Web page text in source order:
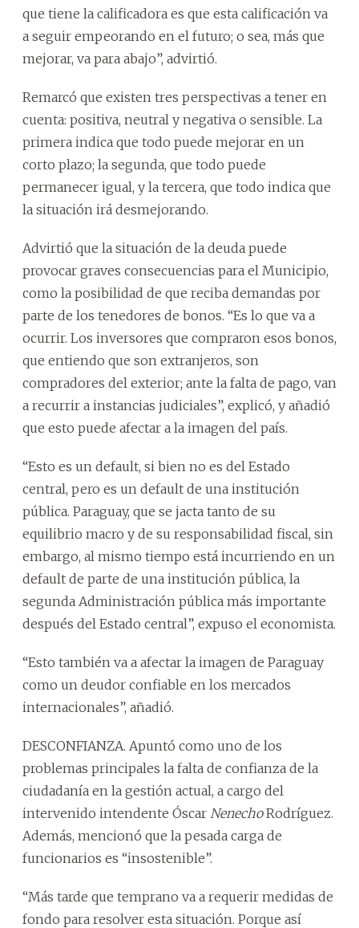
que tiene la calificadora es que esta calificación va
a seguir empeorando en el futuro; o sea, más que
mejorar, va para abajo”, advirtió.
Remarcó que existen tres perspectivas a tener en
cuenta: positiva, neutral y negativa o sensible. La
primera indica que todo puede mejorar en un
corto plazo; la segunda, que todo puede
permanecer igual, y la tercera, que todo indica que
la situación irá desmejorando.
Advirtió que la situación de la deuda puede
provocar graves consecuencias para el Municipio,
como la posibilidad de que reciba demandas por
parte de los tenedores de bonos. “Es lo que va a
ocurrir. Los inversores que compraron esos bonos,
que entiendo que son extranjeros, son
compradores del exterior; ante la falta de pago, van
a recurrir a instancias judiciales”, explicó, y añadió
que esto puede afectar a la imagen del país.
“Esto es un default, si bien no es del Estado
central, pero es un default de una institución
pública. Paraguay, que se jacta tanto de su
equilibrio macro y de su responsabilidad fiscal, sin
embargo, al mismo tiempo está incurriendo en un
default de parte de una institución pública, la
segunda Administración pública más importante
después del Estado central”, expuso el economista.
“Esto también va a afectar la imagen de Paraguay
como un deudor confiable en los mercados
internacionales”, añadió.
DESCONFIANZA. Apuntó como uno de los
problemas principales la falta de confianza de la
ciudadanía en la gestión actual, a cargo del
intervenido intendente Óscar NenechoRodríguez.
Además, mencionó que la pesada carga de
funcionarios es “insostenible”.
“Más tarde que temprano va a requerir medidas de
fondo para resolver esta situación. Porque así